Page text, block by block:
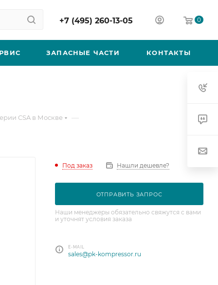
+7 (495) 260-13-05 0
ЗАПАСНЫЕ ЧАСТИ КОНТАКТЫ
CSA в Москве —
Под заказ Нашли дешевле?
ОТПРАВИТЬ ЗАПРОС
Наши менеджеры обязательно свяжутся с вами
и уточнят условия заказа
E-MAIL
sales@pk-kompressor.ru